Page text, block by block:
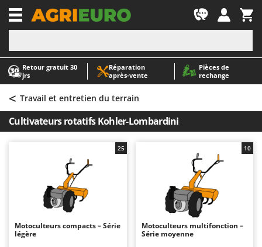
Retour gratuit 30
jrs
Réparation
après‑vente
Pièces de
rechange
-1
A
Abris de jardin
Accessoires pour tracteurs tondeuses autoportés
Aérateurs Scarificateurs pour gazon
Arracheuses de pommes de terre pour tracteur
Aspirateurs - Balais Électriques
Aspirateurs à cendres
Aspirateurs à feuilles sur roues
Aspirateurs de piscine
Atomiseurs agricoles pour tracteurs
A
AgriEuro Premium
AgriEuro TOP-LINE
AGT
AL-KO
ALA 2000
Alpina
< Travail et entretien du terrain
Cultivateurs rotatifs Kohler-Lombardini
Motoculteurs compacts – Série
légère
25
Motoculteurs multifonction –
Série moyenne
10